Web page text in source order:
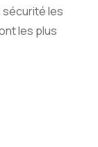
les
les plus